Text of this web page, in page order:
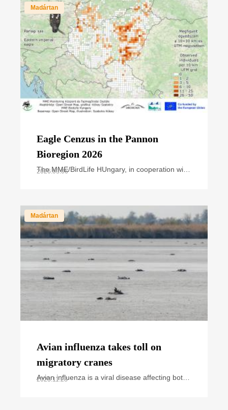
Madártan
Eagle Cenzus in the Pannon
Bioregion 2026
The MME/BirdLife HUngary, in cooperation with
2026.03.06
Madártan
Avian influenza takes toll on
migratory cranes
Avian influenza is a viral disease affecting both
2023.11.28